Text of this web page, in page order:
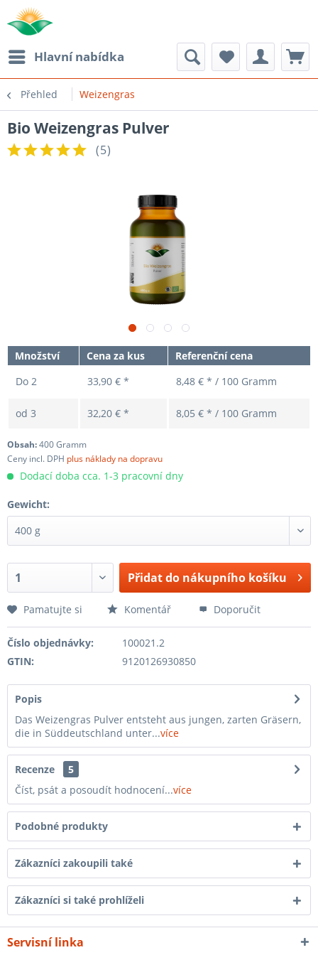
Hlavní nabídka
Přehled Weizengras
Bio Weizengras Pulver
(5)
Množství Cena za kus
Referenční cena
Do 2 33,90 € * 8,48 € * / 100 Gramm
od 3 32,20 € * 8,05 € * / 100 Gramm
Obsah:400 Gramm
Ceny incl. DPH plus náklady na dopravu
Dodací doba cca. 1-3 pracovní dny
Gewicht:
Přidat do nákupního košíku
Pamatujte si Komentář Doporučit
Číslo objednávky:
100021.2
GTIN:
9120126930850
Popis
Das Weizengras Pulver entsteht aus jungen, zarten Gräsern,
die in Süddeutschland unter...více
Recenze
5
Číst, psát a posoudít hodnocení...více
Podobné produkty
Zákazníci zakoupili také
Zákazníci si také prohlíželi
Servisní linka